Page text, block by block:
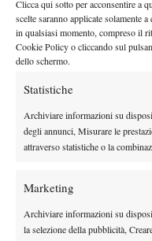
Clicca qui sotto per acconsentire a
scelte saranno applicate solamente
in qualsiasi momento, compreso il
Cookie Policy o cliccando sul
dello schermo.
Statistiche
Archiviare informazioni su
degli annunci, Misurare le
attraverso statistiche o la
Marketing
Archiviare informazioni su
la selezione della pubblicità,
vittoria ATP e la prima
Lo stesso vale per il
intrecciato con la carriera
autunnale a causa del
suaprima vittoria contro
Alexander Zverev agli
A Parigi ha anche perso
Carlos Alcaraz in 5 set:
vendicare proprio
giocatore da Rafael